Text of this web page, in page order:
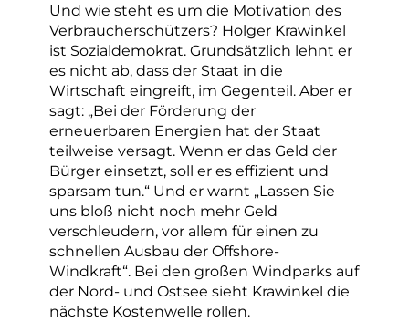
Und wie steht es um die Motivation des
Verbraucherschützers? Holger Krawinkel
ist Sozialdemokrat. Grundsätzlich lehnt er
es nicht ab, dass der Staat in die
Wirtschaft eingreift, im Gegenteil. Aber er
sagt: „Bei der Förderung der
erneuerbaren Energien hat der Staat
teilweise versagt. Wenn er das Geld der
Bürger einsetzt, soll er es effizient und
sparsam tun.“ Und er warnt „Lassen Sie
uns bloß nicht noch mehr Geld
verschleudern, vor allem für einen zu
schnellen Ausbau der Offshore-
Windkraft“. Bei den großen Windparks auf
der Nord- und Ostsee sieht Krawinkel die
nächste Kostenwelle rollen.